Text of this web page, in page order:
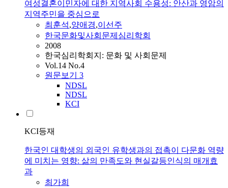
여성결혼이민자에 대한 지역사회 수용성: 안산과 영암의
지역주민을 중심으로
최훈석,양애경,이선주
한국문화및사회문제심리학회
2008
한국심리학회지: 문화 및 사회문제
Vol.14 No.4
원문보기 3
NDSL
NDSL
KCI
KCI등재
한국인 대학생의 외국인 유학생과의 접촉이 다문화 역량
에 미치는 영향: 삶의 만족도와 현실갈등인식의 매개효
과
최가희